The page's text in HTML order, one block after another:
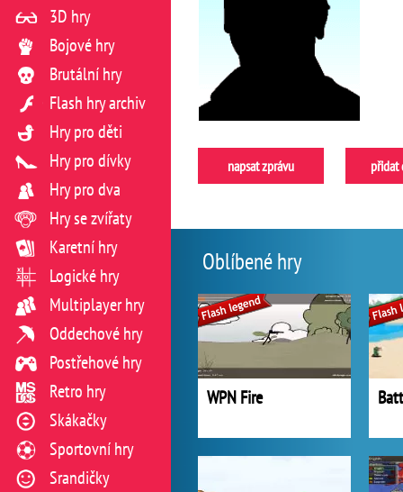
napsat zprávu přidat
Oblíbené hry
WPN Fire
3D hry
Bojové hry
Brutální hry
Flash hry archiv
Hry pro děti
Hry pro dívky
Hry pro dva
Hry se zvířaty
Karetní hry
Logické hry
Multiplayer hry
Oddechové hry
Postřehové hry
Retro hry
Skákačky
Sportovní hry
Srandičky